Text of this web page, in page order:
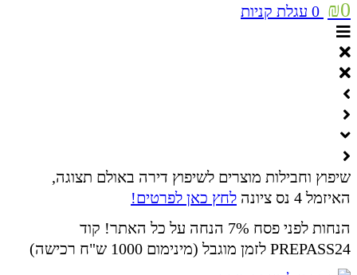
₪0
0 עגלת קניות
שיפוץ וחבילות מוצרים לשיפוץ דירה באולם תצוגה,
האיזמל 4 נס ציונה
לחץ כאן לפרטים!
הנחות לפני פסח 7% הנחה על כל האתר! קוד
PREPASS24 לזמן מוגבל (מינימום 1000 ש"ח רכישה)